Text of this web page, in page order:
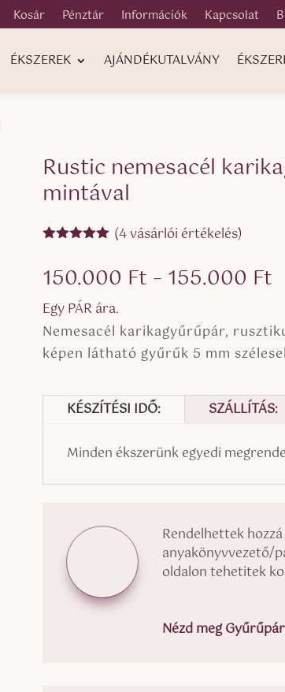
Kosár Pénztár Információk Kapcsolat
ÉKSZEREK AJÁNDÉKUTALVÁNY
Rustic nemesacél
mintával
ből,
értékelés
alapján
(4vásárlói értékelés)
150.000 Ft – 155.000 Ft
-
Egy PÁR ára.
Nemesacél karikagyűrűpár,
képen látható gyűrűk 5 mm
KÉSZÍTÉSI IDŐ: SZÁLLÍTÁS:
Minden ékszerünk egyedi
Rendelhettek
anyakönyvvezető/
oldalon tehetitek
Nézd meg